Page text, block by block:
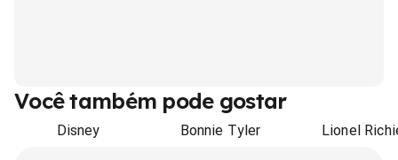
Você também pode gostar
Disney Bonnie Tyler Lionel